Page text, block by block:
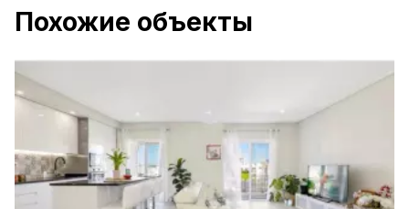
Похожие объекты